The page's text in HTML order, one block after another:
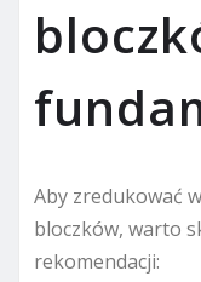
Aby zredukować
bloczków, warto
rekomendacji: